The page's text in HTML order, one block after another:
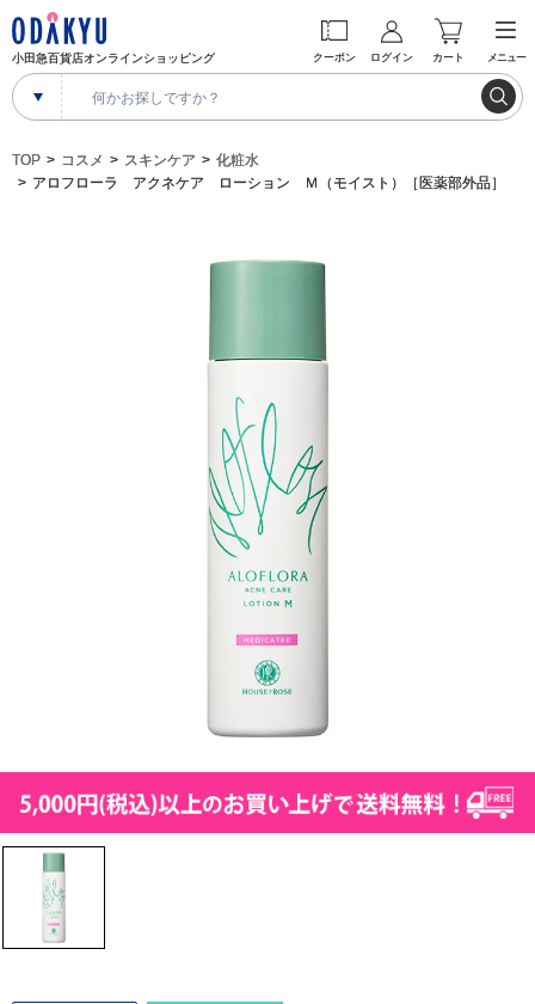
小田急百貨店オンラインショッピング クーポン ログイン カート メニュー
TOP コスメ スキンケア
化粧水
アロフローラ アクネケア ローション Ｍ（モイスト）［医薬部外品］